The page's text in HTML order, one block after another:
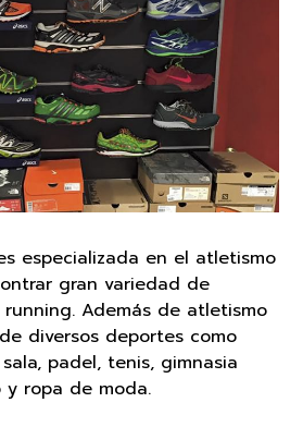
especializada en el atletismo
gran variedad de
Además de atletismo
diversos deportes como
padel, tenis, gimnasia
y ropa de moda.